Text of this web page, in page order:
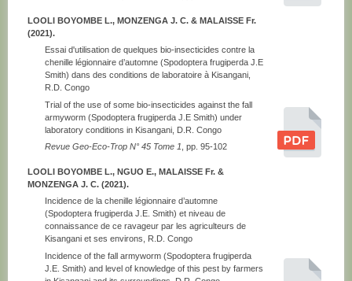
LOOLI BOYOMBE L., MONZENGA J. C. & MALAISSE Fr.
(2021).
Essai d'utilisation de quelques bio-insecticides contre la
chenille légionnaire d’automne (Spodoptera frugiperda J.E
Smith) dans des conditions de laboratoire à Kisangani,
R.D. Congo
Trial of the use of some bio-insecticides against the fall
armyworm (Spodoptera frugiperda J.E Smith) under
laboratory conditions in Kisangani, D.R. Congo
Revue Geo-Eco-Trop N° 45 Tome 1 , pp. 95-102
LOOLI BOYOMBE L., NGUO E., MALAISSE Fr. &
MONZENGA J. C. (2021).
Incidence de la chenille légionnaire d’automne
(Spodoptera frugiperda J.E. Smith) et niveau de
connaissance de ce ravageur par les agriculteurs de
Kisangani et ses environs, R.D. Congo
Incidence of the fall armyworm (Spodoptera frugiperda
J.E. Smith) and level of knowledge of this pest by farmers